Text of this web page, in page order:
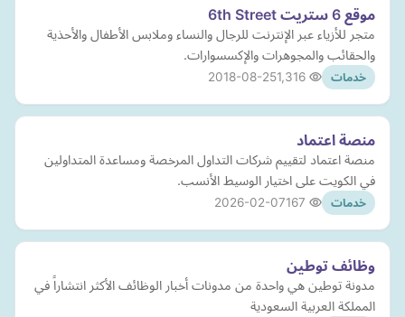
موقع 6 ستريت 6th Street
متجر للأزياء عبر الإنترنت للرجال والنساء وملابس الأطفال والأحذية
والحقائب والمجوهرات والإكسسوارات.
خدمات 2018-08-25
منصة اعتماد
منصة اعتماد لتقييم شركات التداول المرخصة ومساعدة المتداولين
في الكويت على اختيار الوسيط الأنسب.
خدمات 2026-02-07
وظائف توطين
مدونة توطين هي واحدة من مدونات أخبار الوظائف الأكثر انتشاراً في
المملكة العربية السعودية